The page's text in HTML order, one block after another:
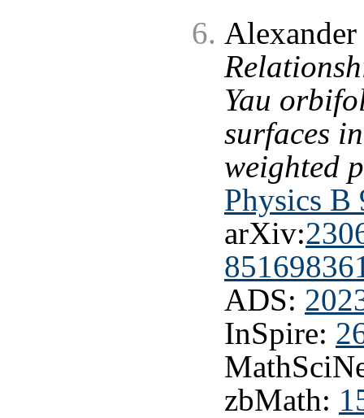
Yau
surfaces
weighted
Physics B
arXiv:
ADS:
InSpire:
zbMath: